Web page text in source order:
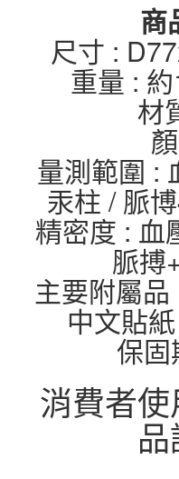
商
尺寸 :
重量 :
材
量測範圍 :
汞柱 / 脈
精密度 : 血
脈搏
主要附屬品
中文貼
保固
消費者